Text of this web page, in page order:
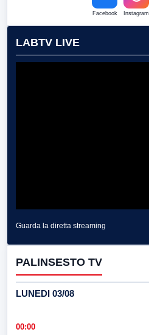
Facebook Instagram
LABTV LIVE
Guarda la diretta streaming
PALINSESTO TV
LUNEDI 03/08
00:00